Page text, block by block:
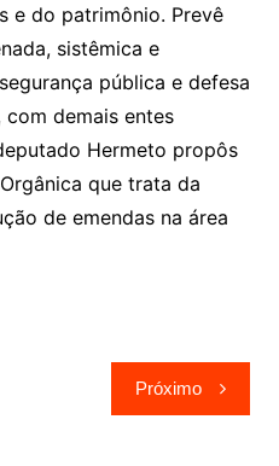
e do patrimônio. Prevê
sistêmica e
pública e defesa
demais entes
Hermeto propôs
que trata da
de emendas na área
Próximo